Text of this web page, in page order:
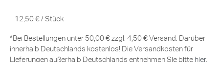
12,50 € / Stück
*Bei Bestellungen unter 50,00 € zzgl. 4,50 € Versand. Darüber
innerhalb Deutschlands kostenlos! Die Versandkosten für
Lieferungen außerhalb Deutschlands entnehmen Sie bitte hier.